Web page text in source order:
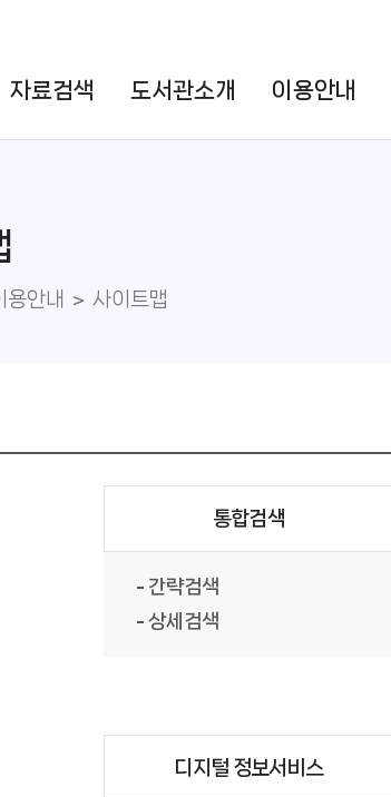
자료검색 도서관소개 이용안내
용안내 사이트맵
통합검색
간략검색
상세검색
디지털 정보서비스